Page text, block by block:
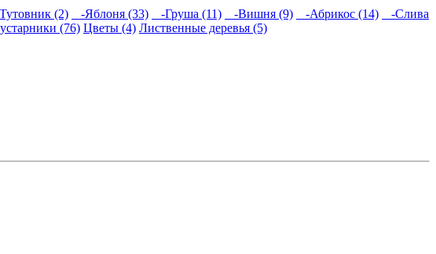
(2) -Яблоня (33) -Груша (11) -Вишня (9) -Абрикос (14)
-Слива
(76) Цветы (4) Лиственные деревья (5)